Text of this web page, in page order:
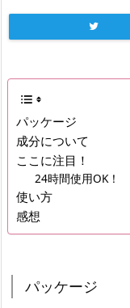
パッケージ
成分について
ここに注目！
24時間使用OK！
使い方
感想
パッケージ